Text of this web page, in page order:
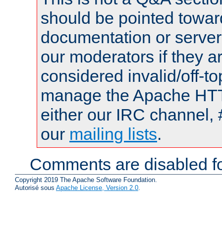
should be pointed
documentation or
our moderators if they
considered invalid/off-
manage the Apache
either our IRC channel,
our mailing lists.
Comments are disabled
Copyright 2019 The Apache Software Foundation.
Autorisé sous Apache License, Version 2.0